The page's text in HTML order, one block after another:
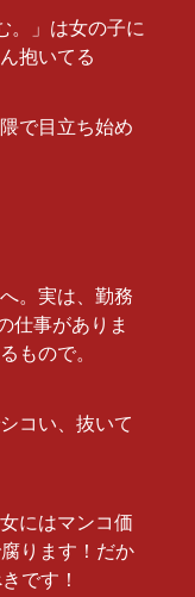
。」は女の子に
抱いてる
で目立ち始め
。実は、勤務
仕事がありま
もので。
コい、抜いて
にはマンコ価
ります！だか
です！